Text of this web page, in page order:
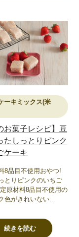
ーキミックス(米
お菓子レシピ】豆
たしっとりピンク
ケーキ
8品目不使用おやつ!
とりピンクのいちご
原材料8品目不使用の
色がきれいない...
続きを読む